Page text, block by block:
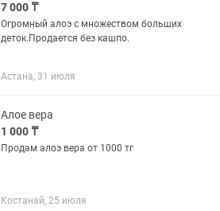
7 000 ₸
Огромный алоэ с множеством больших
деток.Продается без кашпо.
Астана, 31 июля
Алое вера
1 000 ₸
Продам алоэ вера от 1000 тг
Костанай, 25 июля